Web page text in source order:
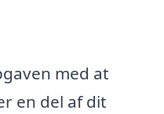
med at
en del af dit